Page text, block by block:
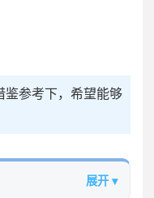
鉴参考下，希望能够
展开 ▾